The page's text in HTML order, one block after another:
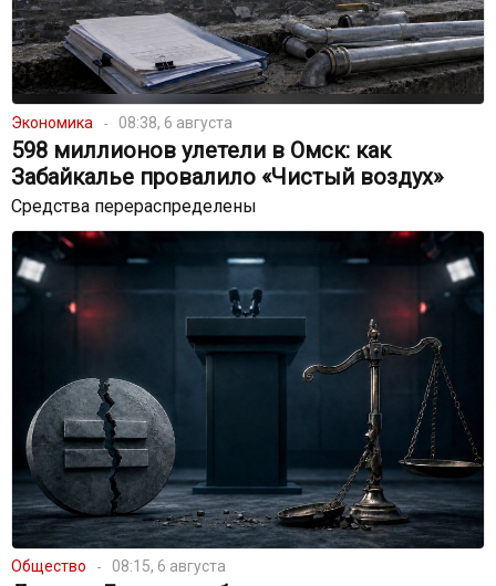
Экономика 08:38, 6 августа
598 миллионов улетели в Омск: как
Забайкалье провалило «Чистый воздух»
Средства перераспределены
Общество 08:15, 6 августа